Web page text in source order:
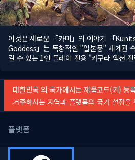
이것은 새로운 「카미」의 이야기 「
Goddess」는 독창적인 ”일본풍” 세계관
길 수 있는 1인 플레이 전용 '카구라 액션
대한민국 외 국가에서는 제품코드(키) 등
거주하시는 지역과 플랫폼의 국가 설정을
플랫폼